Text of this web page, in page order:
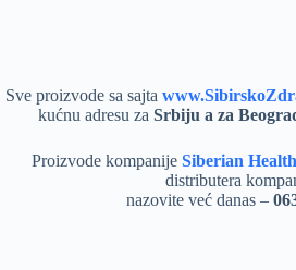
Sve proizvode sa sajta
kućnu adresu za Srbiju a za
Proizvode kompanije Siberian Health
distributera
nazovite već danas –